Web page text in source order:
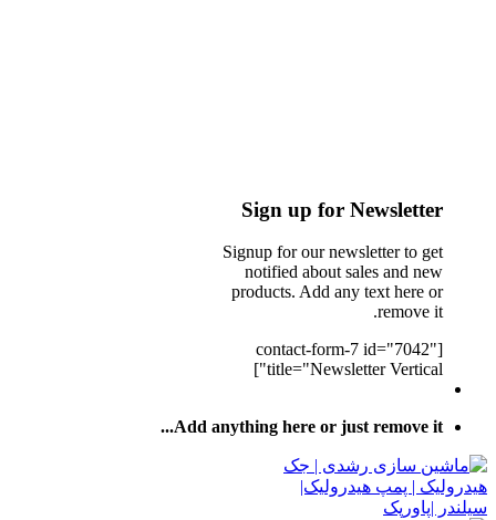
Sign up for Newsletter
Signup for our newsletter to get
notified about sales and new
products. Add any text here or
remove it.
[contact-form-7 id="7042"
title="Newsletter Vertical"]
Add anything here or just remove it...